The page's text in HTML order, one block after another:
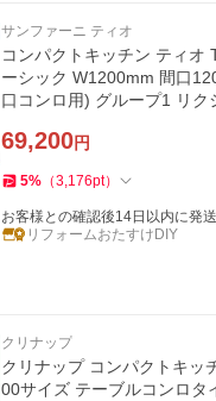
サンファーニ ティオ
コンパクトキッチン ティオ
ーシック W1200mm 間口
口コンロ用) グループ1 リク
69,200円
5% （3,176pt）
お客様との確認後14日以内に発
リフォームおたすけDIY
クリナップ
クリナップ コンパクトキッ
00サイズ テーブルコンロ